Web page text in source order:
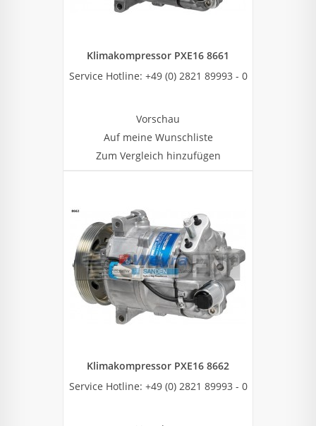
Klimakompressor PXE16 8661
Service Hotline: +49 (0) 2821 89993 - 0
Vorschau
Auf meine Wunschliste
Zum Vergleich hinzufügen
Klimakompressor PXE16 8662
Service Hotline: +49 (0) 2821 89993 - 0